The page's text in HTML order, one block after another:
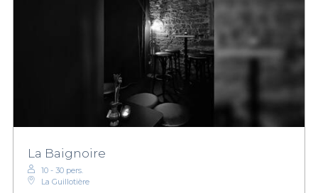
La Baignoire
10 - 30 pers.
La Guillotière